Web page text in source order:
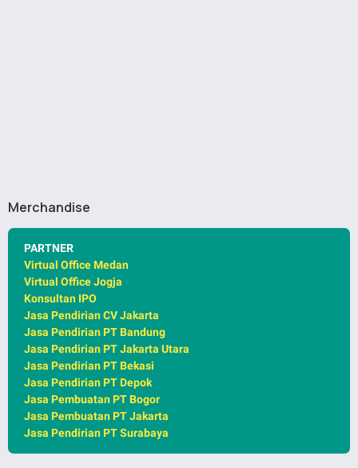
Merchandise
PARTNER
Virtual Office Medan
Virtual Office Jogja
Konsultan IPO
Jasa Pendirian CV Jakarta
Jasa Pendirian PT Bandung
Jasa Pendirian PT Jakarta Utara
Jasa Pendirian PT Bekasi
Jasa Pendirian PT Depok
Jasa Pembuatan PT Bogor
Jasa Pembuatan PT Jakarta
Jasa Pendirian PT Surabaya